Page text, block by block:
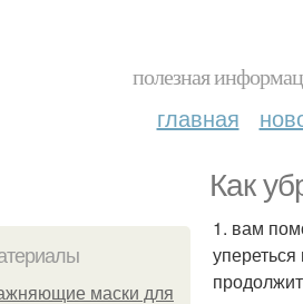
полезная
главная
Как
маски для
1. вам